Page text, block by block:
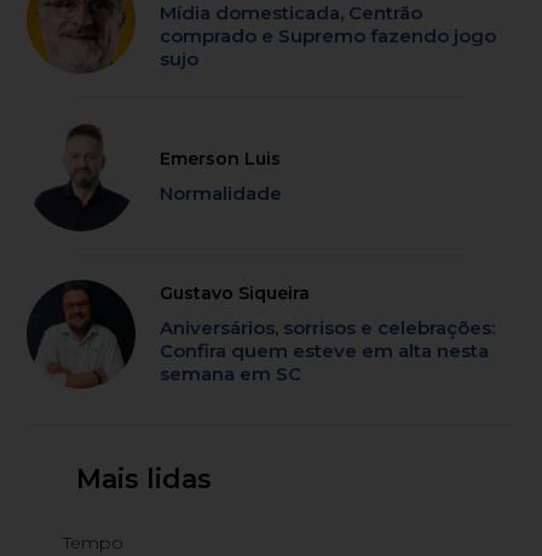
Mídia domesticada, Centrão
comprado e Supremo fazendo jogo
sujo
Emerson Luis
Normalidade
Gustavo Siqueira
Aniversários, sorrisos e celebrações:
Confira quem esteve em alta nesta
semana em SC
Mais lidas
Tempo